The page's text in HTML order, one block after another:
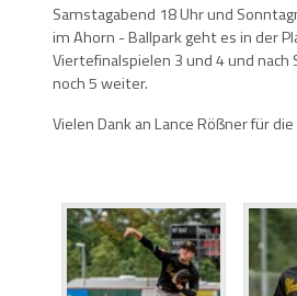
Samstagabend 18 Uhr und
im Ahorn - Ballpark geht es in der
Viertefinalspielen 3 und 4 und nach
noch 5 weiter.
Vielen Dank an Lance Rößner für